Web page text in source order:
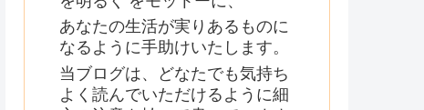
あなたの生活が実りあるものに
なるように手助けいたします。
当ブログは、どなたでも気持ち
よく読んでいただけるように細